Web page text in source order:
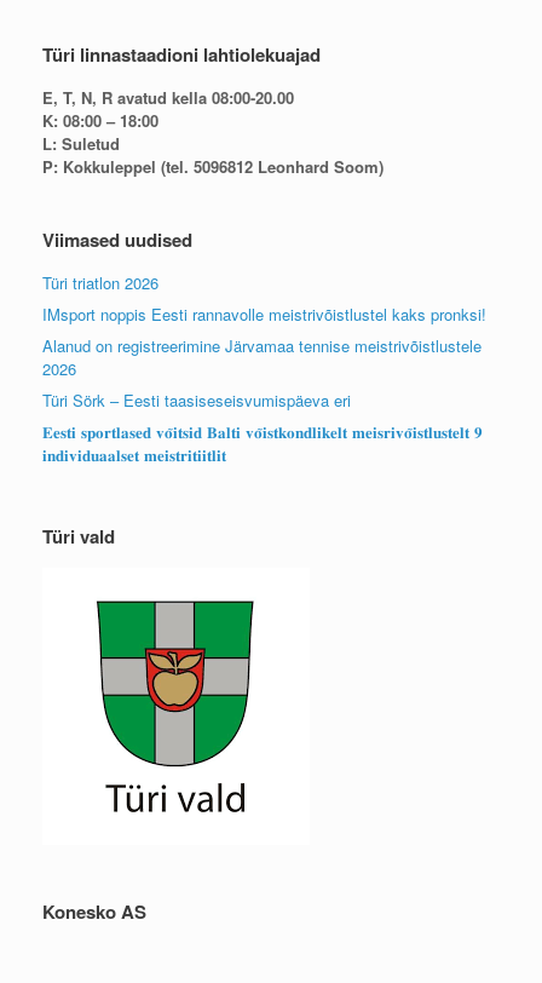
Türi linnastaadioni lahtiolekuajad
E, T, N, R avatud kella 08:00-20.00
K: 08:00 – 18:00
L: Suletud
P: Kokkuleppel (tel. 5096812 Leonhard Soom)
Viimased uudised
Türi triatlon 2026
IMsport noppis Eesti rannavolle meistrivõistlustel kaks pronksi!
Alanud on registreerimine Järvamaa tennise meistrivõistlustele
2026
Türi Sörk – Eesti taasiseseisvumispäeva eri
𝐄𝐞𝐬𝐭𝐢 𝐬𝐩𝐨𝐫𝐭𝐥𝐚𝐬𝐞𝐝 𝐯𝐨̃𝐢𝐭𝐬𝐢𝐝 𝐁𝐚𝐥𝐭𝐢 𝐯𝐨̃𝐢𝐬𝐭𝐤𝐨𝐧𝐝𝐥𝐢𝐤𝐞𝐥𝐭 𝐦𝐞𝐢𝐬𝐫𝐢𝐯𝐨̃𝐢𝐬𝐭𝐥𝐮𝐬𝐭𝐞𝐥𝐭 𝟗
𝐢𝐧𝐝𝐢𝐯𝐢𝐝𝐮𝐚𝐚𝐥𝐬𝐞𝐭 𝐦𝐞𝐢𝐬𝐭𝐫𝐢𝐭𝐢𝐢𝐭𝐥𝐢𝐭
Türi vald
Konesko AS